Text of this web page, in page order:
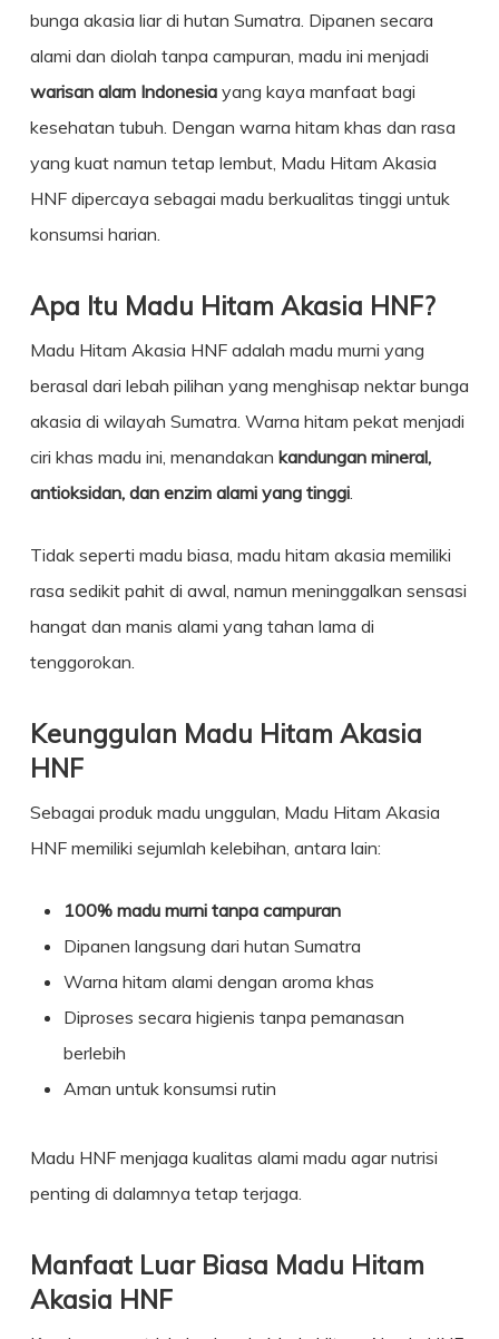
bunga akasia liar di hutan Sumatra. Dipanen secara
alami dan diolah tanpa campuran, madu ini menjadi
warisan alam Indonesiayang kaya manfaat bagi
kesehatan tubuh. Dengan warna hitam khas dan rasa
yang kuat namun tetap lembut, Madu Hitam Akasia
HNF dipercaya sebagai madu berkualitas tinggi untuk
konsumsi harian.
Apa Itu Madu Hitam Akasia HNF?
Madu Hitam Akasia HNF adalah madu murni yang
berasal dari lebah pilihan yang menghisap nektar bunga
akasia di wilayah Sumatra. Warna hitam pekat menjadi
ciri khas madu ini, menandakan kandungan mineral,
antioksidan, dan enzim alami yang tinggi.
Tidak seperti madu biasa, madu hitam akasia memiliki
rasa sedikit pahit di awal, namun meninggalkan sensasi
hangat dan manis alami yang tahan lama di
tenggorokan.
Keunggulan Madu Hitam Akasia
HNF
Sebagai produk madu unggulan, Madu Hitam Akasia
HNF memiliki sejumlah kelebihan, antara lain:
100% madu murni tanpa campuran
Dipanen langsung dari hutan Sumatra
Warna hitam alami dengan aroma khas
Diproses secara higienis tanpa pemanasan
berlebih
Aman untuk konsumsi rutin
Madu HNF menjaga kualitas alami madu agar nutrisi
penting di dalamnya tetap terjaga.
Manfaat Luar Biasa Madu Hitam
Akasia HNF